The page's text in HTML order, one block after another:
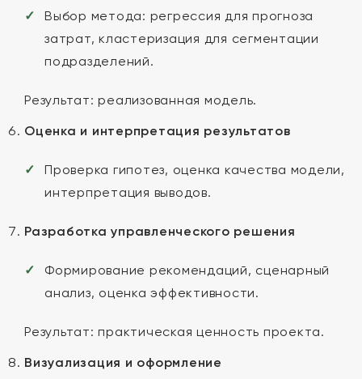
Выбор метода: регрессия для прогноза
затрат, кластеризация для сегментации
подразделений.
Результат: реализованная модель.
Оценка и интерпретация результатов
Проверка гипотез, оценка качества модели,
интерпретация выводов.
Разработка управленческого решения
Формирование рекомендаций, сценарный
анализ, оценка эффективности.
Результат: практическая ценность проекта.
Визуализация и оформление